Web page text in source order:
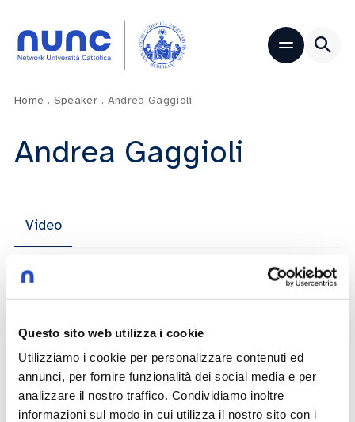
Questo sito web utilizza i cookie
Utilizziamo i cookie per personalizzare contenuti ed
annunci, per fornire funzionalità dei social media e per
analizzare il nostro traffico. Condividiamo inoltre
informazioni sul modo in cui utilizza il nostro sito con i
Home . Speaker . Andrea Gaggioli
Andrea Gaggioli
Video
Lucio Lamberti
10/04/2025